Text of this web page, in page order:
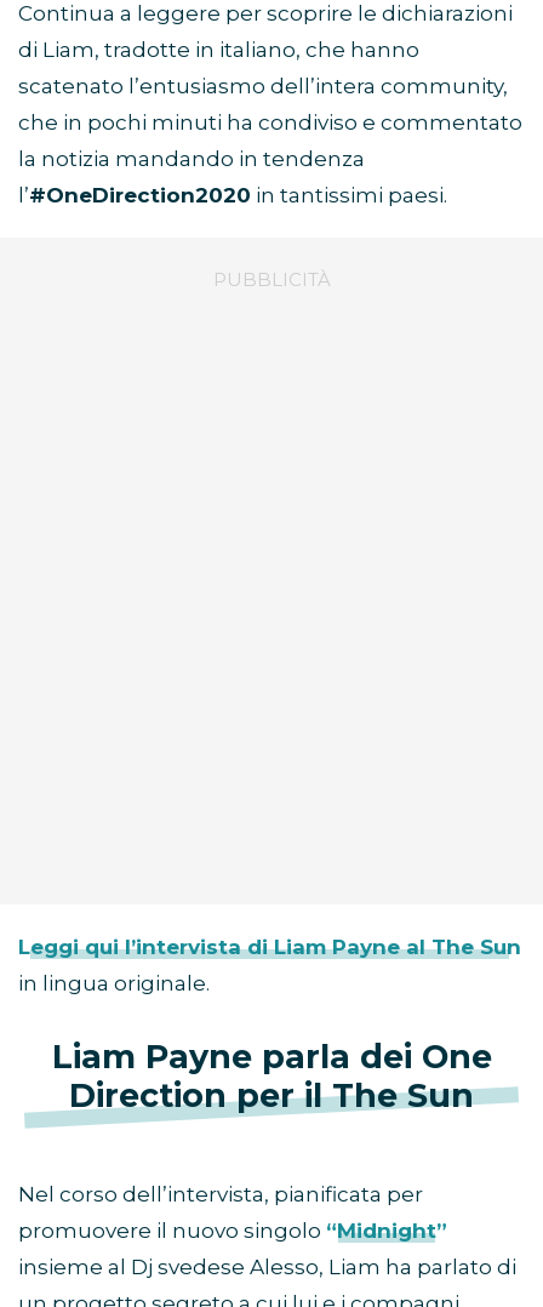
Continua a leggere per scoprire le dichiarazioni
di Liam, tradotte in italiano, che hanno
scatenato l’entusiasmo dell’intera community,
che in pochi minuti ha condiviso e commentato
la notizia mandando in tendenza
l’#OneDirection2020 in tantissimi paesi.
Leggi qui l’intervista di Liam Payne al The Sun
in lingua originale.
Liam Payne parla dei One
Direction per il The Sun
Nel corso dell’intervista, pianificata per
promuovere il nuovo singolo “Midnight”
insieme al Dj svedese Alesso, Liam ha parlato di